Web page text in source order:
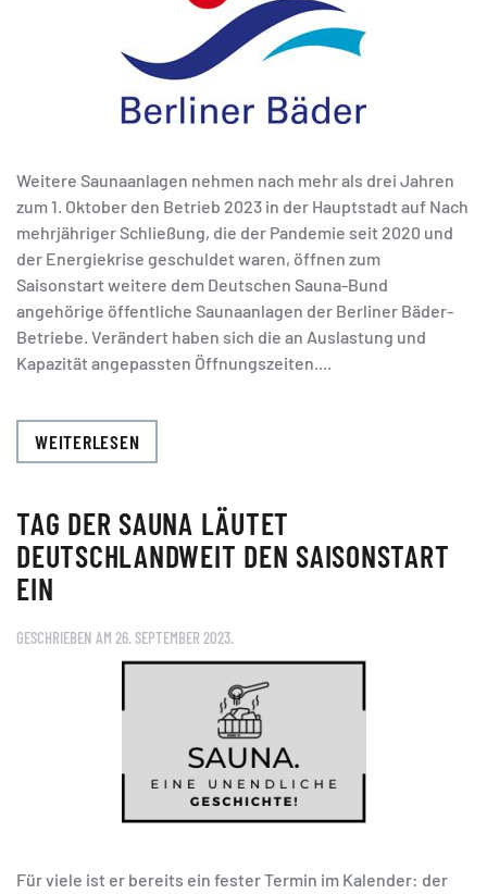
Weitere Saunaanlagen nehmen nach mehr als drei Jahren
zum 1. Oktober den Betrieb 2023 in der Hauptstadt auf Nach
mehrjähriger Schließung, die der Pandemie seit 2020 und
der Energiekrise geschuldet waren, öffnen zum
Saisonstart weitere dem Deutschen Sauna-Bund
angehörige öffentliche Saunaanlagen der Berliner Bäder-
Betriebe. Verändert haben sich die an Auslastung und
Kapazität angepassten Öffnungszeiten....
WEITERLESEN
TAG DER SAUNA LÄUTET
DEUTSCHLANDWEIT DEN SAISONSTART
EIN
GESCHRIEBEN AM 26. SEPTEMBER 2023.
Für viele ist er bereits ein fester Termin im Kalender: der